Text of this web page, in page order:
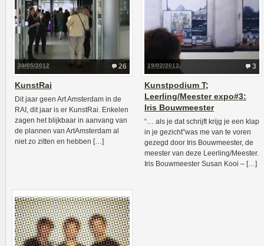
26
30/05/2012
KunstRai
Dit jaar geen Art Amsterdam in de
RAI, dit jaar is er KunstRai. Enkelen
zagen het blijkbaar in aanvang van
de plannen van ArtAmsterdam al
niet zo zitten en hebben […]
3
19/02/2012
Kunstpodium T;
Leerling/Meester expo#3:
Iris Bouwmeester
“… als je dat schrijft krijg je een klap
in je gezicht”was me van te voren
gezegd door Iris Bouwmeester, de
meester van deze Leerling/Meester.
Iris Bouwmeester Susan Kooi – […]